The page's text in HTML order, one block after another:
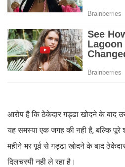
आरोप है कि ठेकेदार गड्ढा खोदने के बाद
यह समस्या एक जगह की नही है, बल्कि पूरे
महीने भर पूर्व से गड्ढा खोदने के बाद
दिलचस्पी नही ले रहा है।